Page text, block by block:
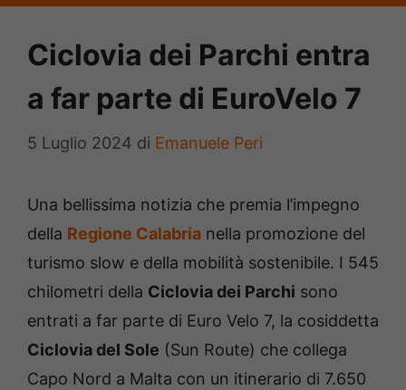
Ciclovia dei Parchi entra
a far parte di EuroVelo 7
5 Luglio 2024 di Emanuele Peri
Una bellissima notizia che premia l’impegno
della Regione Calabria nella promozione del
turismo slow e della mobilità sostenibile. I 545
chilometri della Ciclovia dei Parchi sono
entrati a far parte di Euro Velo 7, la cosiddetta
Ciclovia del Sole (Sun Route) che collega
Capo Nord a Malta con un itinerario di 7.650